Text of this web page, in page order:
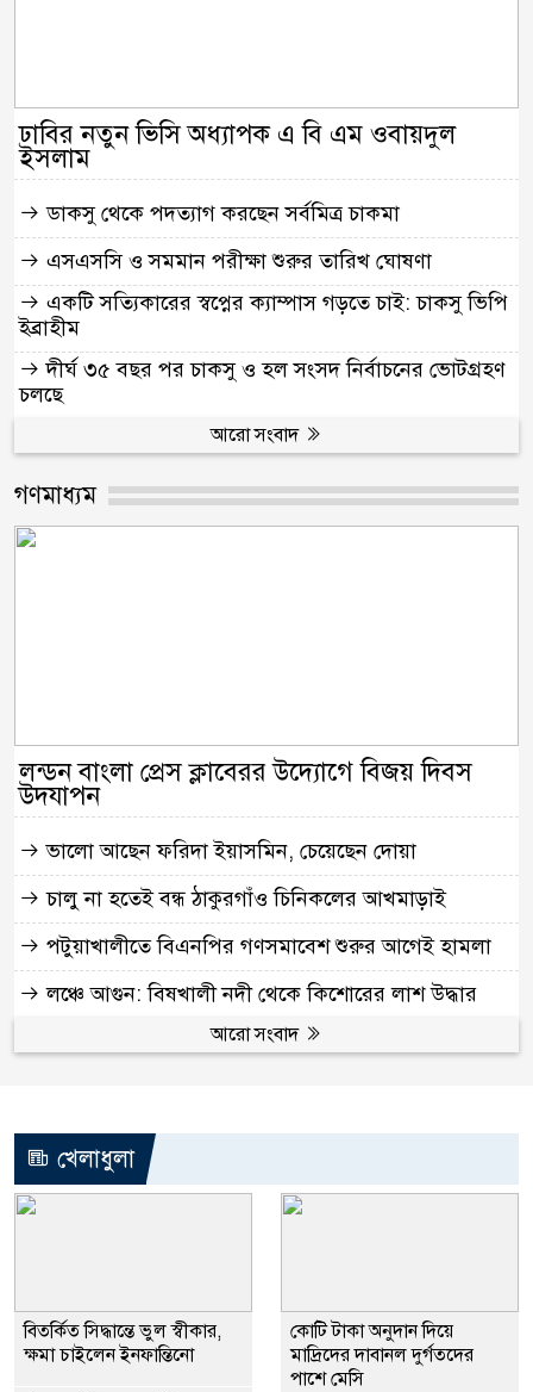
ঢাবির নতুন ভিসি অধ্যাপক এ বি এম ওবায়দুল
ইসলাম
ডাকসু থেকে পদত্যাগ করছেন সর্বমিত্র চাকমা
এসএসসি ও সমমান পরীক্ষা শুরুর তারিখ ঘোষণা
একটি সত্যিকারের স্বপ্নের ক্যাম্পাস গড়তে চাই: চাকসু ভিপি
ইব্রাহীম
দীর্ঘ ৩৫ বছর পর চাকসু ও হল সংসদ নির্বাচনের ভোটগ্রহণ
চলছে
আরো সংবাদ
গণমাধ্যম
লন্ডন বাংলা প্রেস ক্লাবেরর উদ্যোগে বিজয় দিবস
উদযাপন
ভালো আছেন ফরিদা ইয়াসমিন, চেয়েছেন দোয়া
চালু না হতেই বন্ধ ঠাকুরগাঁও চিনিকলের আখমাড়াই
পটুয়াখালীতে বিএনপির গণসমাবেশ শুরুর আগেই হামলা
লঞ্চে আগুন: বিষখালী নদী থেকে কিশোরের লাশ উদ্ধার
আরো সংবাদ
খেলাধুলা
বিতর্কিত সিদ্ধান্তে ভুল স্বীকার,
ক্ষমা চাইলেন ইনফান্তিনো
কোটি টাকা অনুদান দিয়ে
মাদ্রিদের দাবানল দুর্গতদের
পাশে মেসি